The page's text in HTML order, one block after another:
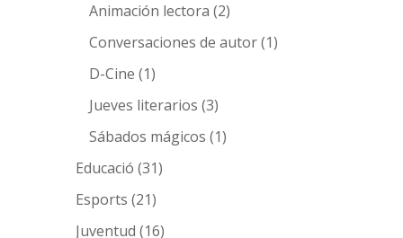
Animación lectora (2)
Conversaciones de autor(1)
D-Cine (1)
Jueves literarios (3)
Sábados mágicos (1)
Educació (31)
Esports (21)
Juventud (16)